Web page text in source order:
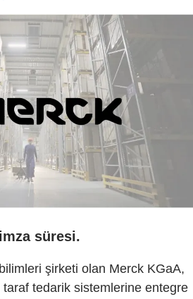
süresi.
şirketi olan Merck KGaA,
taraf tedarik sistemlerine entegre